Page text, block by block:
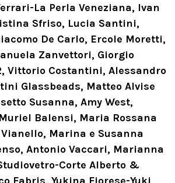
La Perla Veneziana, Ivan
Sfriso, Lucia Santini,
De Carlo, Ercole Moretti,
Zanvettori, Giorgio
Vittorio Costantini, Alessandro
Glassbeads, Matteo Alvise
Susanna, Amy West,
Balensi, Maria Rossana
Marina e Susanna
Antonio Vaccari, Marianna
Corte Alberto &